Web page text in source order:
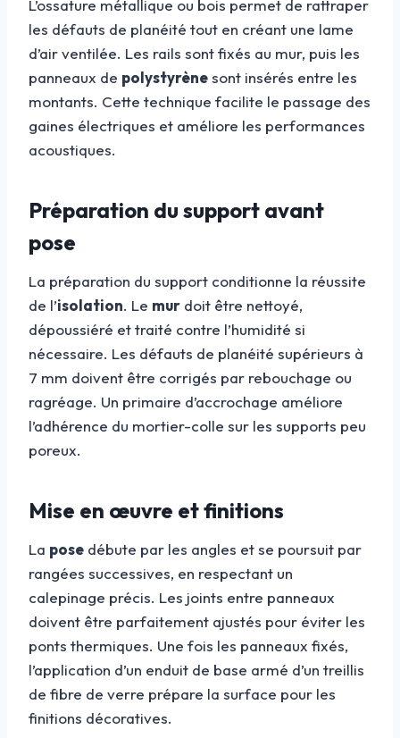
L’ossature métallique ou bois permet de rattraper
les défauts de planéité tout en créant une lame
d’air ventilée. Les rails sont fixés au mur, puis les
panneaux de polystyrènesont insérés entre les
montants. Cette technique facilite le passage des
gaines électriques et améliore les performances
acoustiques.
Préparation du support avant
pose
La préparation du support conditionne la réussite
de l’isolation. Le mur doit être nettoyé,
dépoussiéré et traité contre l’humidité si
nécessaire. Les défauts de planéité supérieurs à
7 mm doivent être corrigés par rebouchage ou
ragréage. Un primaire d’accrochage améliore
l’adhérence du mortier-colle sur les supports peu
poreux.
Mise en œuvre et finitions
La pose débute par les angles et se poursuit par
rangées successives, en respectant un
calepinage précis. Les joints entre panneaux
doivent être parfaitement ajustés pour éviter les
ponts thermiques. Une fois les panneaux fixés,
l’application d’un enduit de base armé d’un treillis
de fibre de verre prépare la surface pour les
finitions décoratives.